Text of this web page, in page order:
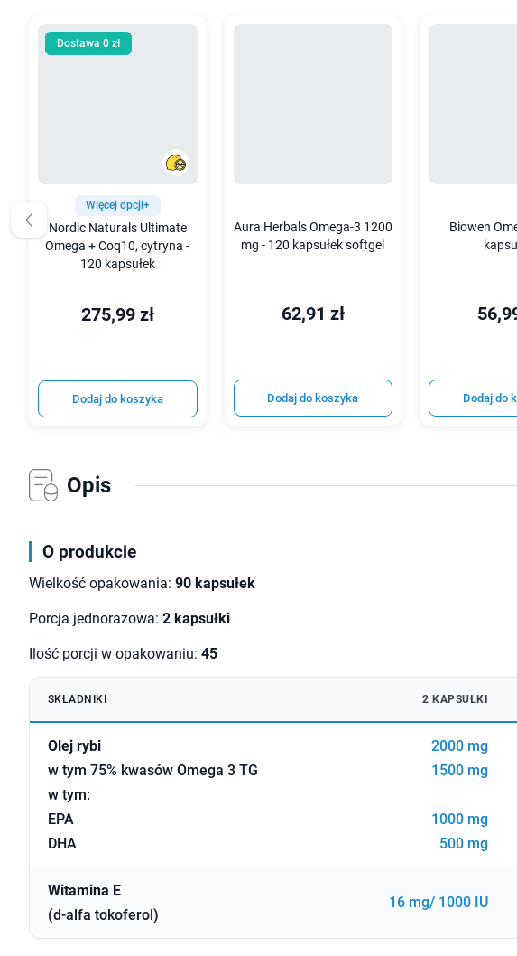
Dostawa 0 zł
Więcej opcji+
Nordic Naturals Ultimate
Omega + Coq10, cytryna -
120 kapsułek
275,99 zł
Dodaj do koszyka
Aura Herbals Omega-3 1200
mg - 120 kapsułek softgel
62,91 zł
Dodaj do koszyka
Biowen
Dodaj do
Opis
O produkcie
Wielkość opakowania: 90 kapsułek
Porcja jednorazowa: 2 kapsułki
Ilość porcji w opakowaniu: 45
SKŁADNIKI 2 KAPSUŁKI
Olej rybi
w tym 75% kwasów Omega 3 TG
w tym:
EPA
DHA
2000 mg
1500 mg
1000 mg
500 mg
Witamina E
(d-alfa tokoferol)
16 mg/ 1000 IU